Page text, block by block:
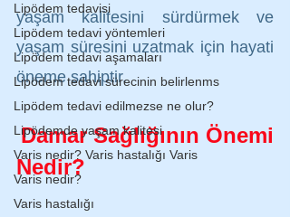
Lipödem tedavisi
Lipödem tedavi yöntemleri
Lipödem tedavi aşamaları
Lipödem tedavi sürecinin belirlenms
Lipödem tedavi edilmezse ne olur?
Lipödemde yaşam kalitesi
Varis nedir? Varis hastalığı Varis
Varis nedir?
Varis hastalığı
yaşam kalitesini sürdürmek ve
yaşam süresini uzatmak için hayati
öneme sahiptir.
Damar Sağlığının Önemi
Nedir?